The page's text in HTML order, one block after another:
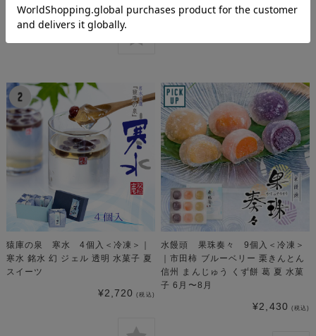
猿庫の泉 寒水 4個入＜冷凍＞｜
寒水 銘水 幻 ジェル 透明 水菓子 夏
スイーツ
¥2,720 (税込)
水饅頭 果珠奏々 9個入＜冷凍＞
｜市田柿 ブルーベリー 栗きんとん
信州 まんじゅう くず餅 葛 夏 水菓
子 6月〜8月
¥2,430 (税込)